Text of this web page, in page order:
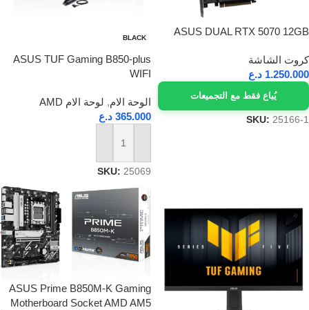
ASUS DUAL RTX 5070 12GB
كروت الشاشة
1.250.000 د.ع
يُباع فقط مع التجميعات
SKU: 25166-1
BLACK
ASUS TUF Gaming B850-plus
WIFI
الوحة الام, لوحة الام AMD
365.000 د.ع
إضافة إلى السلة
SKU: 25069
ASUS Prime B850M-K Gaming
Motherboard Socket AMD AM5